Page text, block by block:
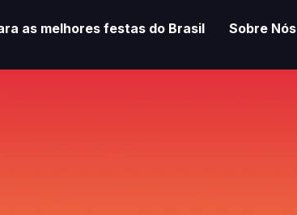
as melhores festas do Brasil Sobre Nós